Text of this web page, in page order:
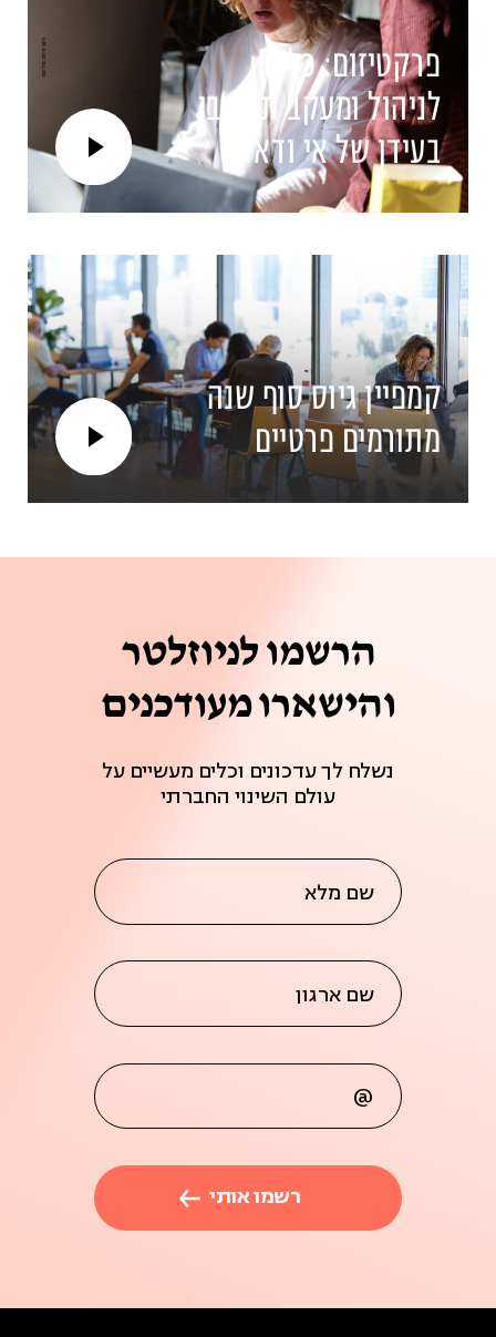
שביט
פרקטיזום: כלים
לניהול ומעקב תקציבי
בעידן של אי ודאות
מרצה: סמר ג'אבר מסארווה – יועצת
פיננסית לארגוני מגזר שלישי
מנחה: חגית שמלי – יועצת פיתוח
משאבים, שתיל
קמפיין גיוס סוף שנה
מתורמים פרטיים
מנחה: אלינור סידי
הרשמו לניוזלטר
והישארו מעודכנים
נשלח לך עדכונים וכלים מעשיים על
עולם השינוי החברתי
שם מלא
שם ארגון
@